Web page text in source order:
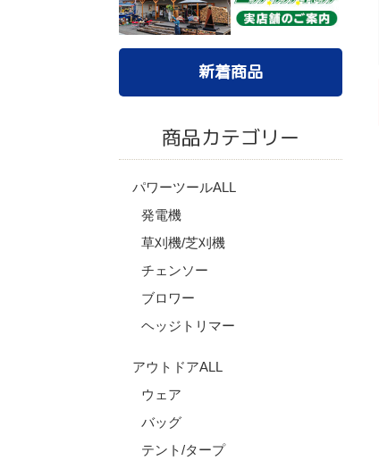
新着商品
商品カテゴリー
パワーツールALL
発電機
草刈機/芝刈機
チェンソー
ブロワー
ヘッジトリマー
アウトドアALL
ウェア
バッグ
テント/タープ